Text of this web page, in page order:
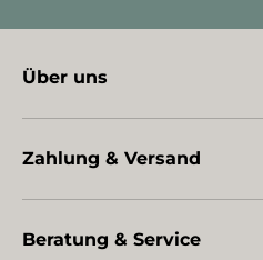
Über uns
Zahlung & Versand
Beratung & Service